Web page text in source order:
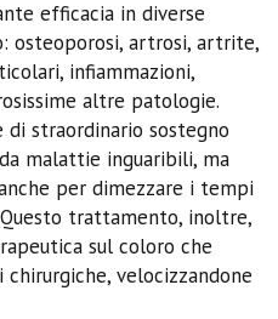
efficacia in diverse
osteoporosi, artrosi, artrite,
infiammazioni,
altre patologie.
di straordinario sostegno
malattie inguaribili, ma
per dimezzare i tempi
trattamento, inoltre,
sul coloro che
velocizzandone